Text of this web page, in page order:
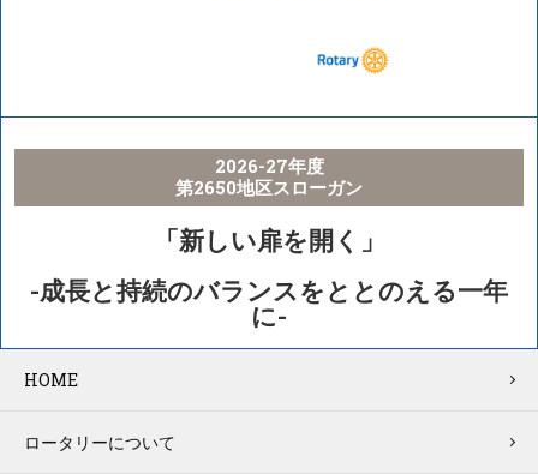
2026-27年度
第2650地区スローガン
「新しい扉を開く」
-成長と持続のバランスをととのえる一年
に-
HOME
ロータリーについて